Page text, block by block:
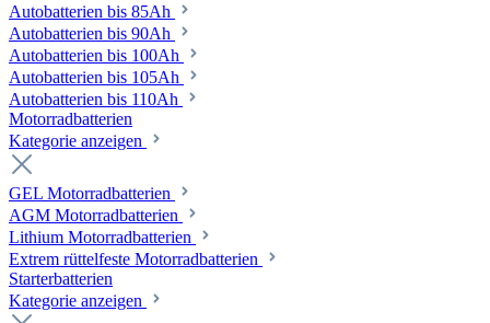
Autobatterien bis 85Ah
Autobatterien bis 90Ah
Autobatterien bis 100Ah
Autobatterien bis 105Ah
Autobatterien bis 110Ah
Motorradbatterien
Kategorie anzeigen
GEL Motorradbatterien
AGM Motorradbatterien
Lithium Motorradbatterien
Extrem rüttelfeste Motorradbatterien
Starterbatterien
Kategorie anzeigen